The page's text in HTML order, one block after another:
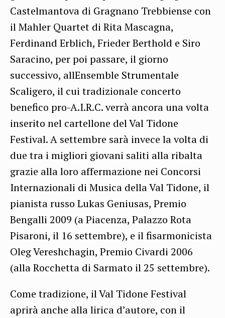
Castelmantova di Gragnano Trebbiense con
il Mahler Quartet di Rita Mascagna,
Ferdinand Erblich, Frieder Berthold e Siro
Saracino, per poi passare, il giorno
successivo, allEnsemble Strumentale
Scaligero, il cui tradizionale concerto
benefico pro-A.I.R.C. verrà ancora una volta
inserito nel cartellone del Val Tidone
Festival. A settembre sarà invece la volta di
due tra i migliori giovani saliti alla ribalta
grazie alla loro affermazione nei Concorsi
Internazionali di Musica della Val Tidone, il
pianista russo Lukas Geniusas, Premio
Bengalli 2009 (a Piacenza, Palazzo Rota
Pisaroni, il 16 settembre), e il fisarmonicista
Oleg Vereshchagin, Premio Civardi 2006
(alla Rocchetta di Sarmato il 25 settembre).
Come tradizione, il Val Tidone Festival
aprirà anche alla lirica d’autore, con il